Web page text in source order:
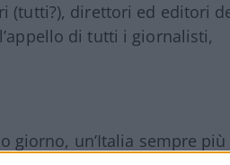
(tutti?), direttori ed editori
di tutti i giornalisti,
giorno, un’Italia sempre più